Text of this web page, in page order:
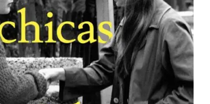
, por Pilar Mañas.
Lectura Novelas breves e
, con Inés Mendoza.
de lectura sobrecuento
del siglo XX
con Alberto